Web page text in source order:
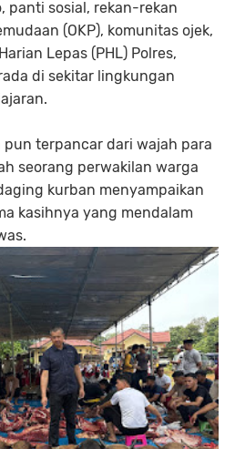
panti sosial, rekan-rekan
(OKP), komunitas ojek,
Lepas (PHL) Polres,
di sekitar lingkungan
pun terpancar dari wajah para
seorang perwakilan warga
kurban menyampaikan
kasihnya yang mendalam